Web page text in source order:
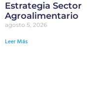
Estrategia Sector
Agroalimentario
agosto 5, 2026
Leer Más